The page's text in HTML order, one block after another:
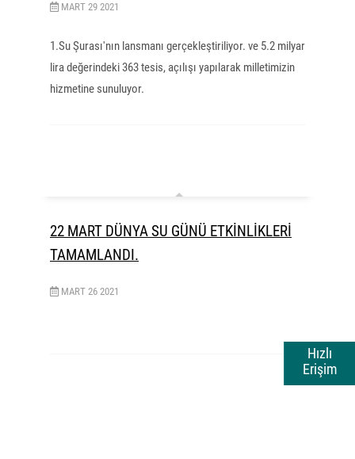
Hızlı
Erişim
MART 29 2021
1.Su Şurası'nın lansmanı gerçekleştiriliyor. ve 5.2 milyar
lira değerindeki 363 tesis, açılışı yapılarak milletimizin
hizmetine sunuluyor.
22 MART DÜNYA SU GÜNÜ ETKİNLİKLERİ
TAMAMLANDI.
MART 26 2021